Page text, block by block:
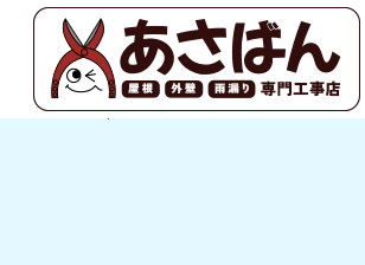
2021 1月 06|あさばん